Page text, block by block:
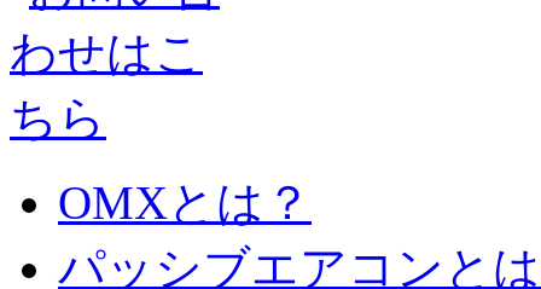
OMXとは？
パッシブエアコンと